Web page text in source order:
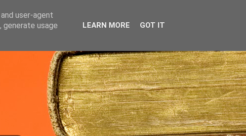
user-agent
usage
LEARN MORE GOT IT